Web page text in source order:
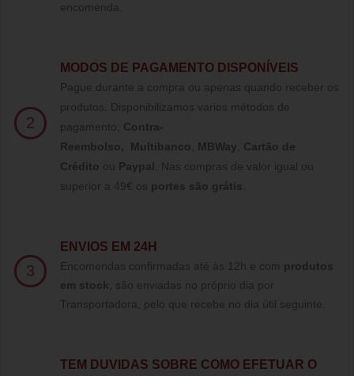
encomenda.
2
MODOS DE PAGAMENTO DISPONÍVEIS
Pague durante a compra ou apenas quando receber os
produtos. Disponibilizamos varios métodos de
pagamento; Contra-
Reembolso, Multibanco MBWay
Cartão de
Crédito ou Paypal
Nas compras de valor igual ou
superior a 49€ os portes são grátis
3
ENVIOS EM 24H
Encomendas confirmadas até às 12h e com produtos
em stock , são enviadas no próprio dia por
Transportadora, pelo que recebe no dia útil seguinte.
TE M DUVIDAS SOBRE COMO EFETUAR O